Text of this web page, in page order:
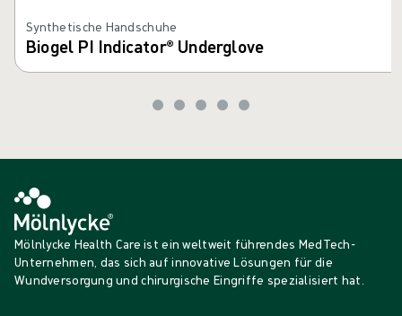
Synthetische Handschuhe
Biogel PI Indicator® Underglove
Mölnlycke Health Care ist ein weltweit führendes MedTech-
Unternehmen, das sich auf innovative Lösungen für die
Wundversorgung und chirurgische Eingriffe spezialisiert hat.